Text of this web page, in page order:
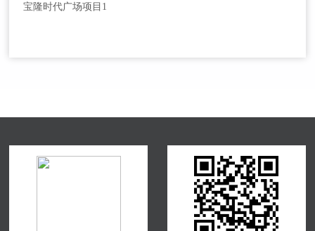
请输入关键词搜索
宝隆时代广场项目1